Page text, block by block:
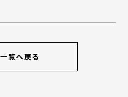
一覧へ戻る